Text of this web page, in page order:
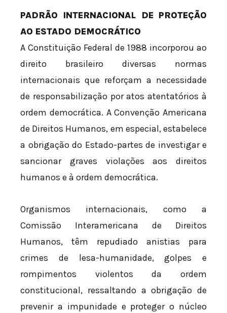
PADRÃO INTERNACIONAL DE PROTEÇÃO
AO ESTADO DEMOCRÁTICO
A Constituição Federal de 1988 incorporou ao
direito brasileiro diversas normas
internacionais que reforçam a necessidade
de responsabilização por atos atentatórios à
ordem democrática. A Convenção Americana
de Direitos Humanos, em especial, estabelece
a obrigação do Estado-partes de investigar e
sancionar graves violações aos direitos
humanos e à ordem democrática.
Organismos internacionais, como a
Comissão Interamericana de Direitos
Humanos, têm repudiado anistias para
crimes de lesa-humanidade, golpes e
rompimentos violentos da ordem
constitucional, ressaltando a obrigação de
prevenir a impunidade e proteger o núcleo